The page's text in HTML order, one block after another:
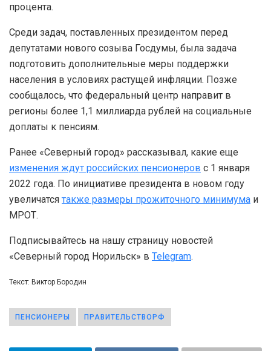
процента.
Среди задач, поставленных президентом перед
депутатами нового созыва Госдумы, была задача
подготовить дополнительные меры поддержки
населения в условиях растущей инфляции. Позже
сообщалось, что федеральный центр направит в
регионы более 1,1 миллиарда рублей на социальные
доплаты к пенсиям.
Ранее «Северный город» рассказывал, какие еще
изменения ждут российских пенсионеров с 1 января
2022 года. По инициативе президента в новом году
увеличатся также размеры прожиточного минимума и
МРОТ.
Подписывайтесь на нашу страницу новостей
«Северный город Норильск» в Telegram.
Текст: Виктор Бородин
ПЕНСИОНЕРЫ ПРАВИТЕЛЬСТВОРФ